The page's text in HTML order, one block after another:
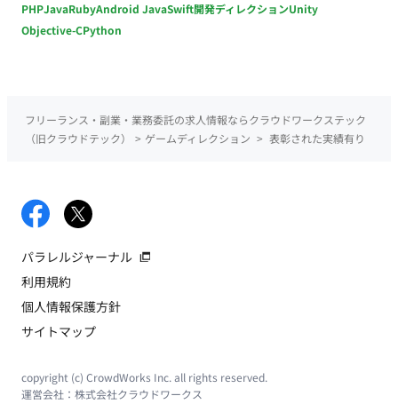
PHPJavaRubyAndroid JavaSwift開発ディレクションUnity
Objective-CPython
フリーランス・副業・業務委託の求人情報ならクラウドワークステック
（旧クラウドテック）
> ゲームディレクション > 表彰された実績有り
パラレルジャーナル
利用規約
個人情報保護方針
サイトマップ
copyright (c) CrowdWorks Inc. all rights reserved.
運営会社： 株式会社クラウドワークス